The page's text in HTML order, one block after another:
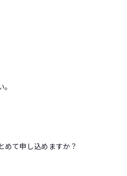
めて申し込めますか？